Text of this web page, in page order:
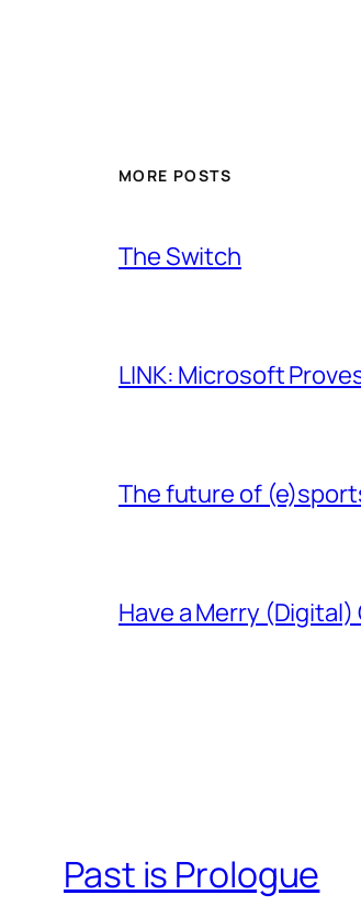
MORE POSTS
The Switch
LINK: Microsoft
The future of
Have a Merry
Past is Prologue